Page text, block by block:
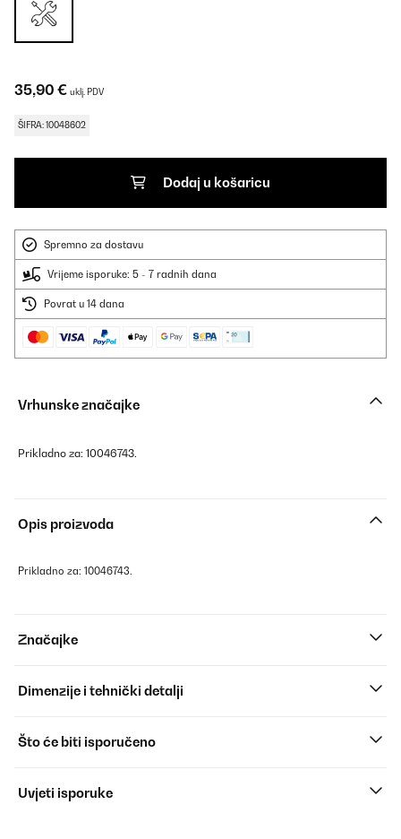
35,90 € uklj. PDV
ŠIFRA: 10048602
Dodaj u košaricu
Spremno za dostavu
Vrijeme isporuke: 5 - 7 radnih dana
Povrat u 14 dana
Vrhunske značajke
Prikladno za: 10046743.
Opis proizvoda
Prikladno za: 10046743.
Značajke
Dimenzije i tehnički detalji
Što će biti isporučeno
Uvjeti isporuke